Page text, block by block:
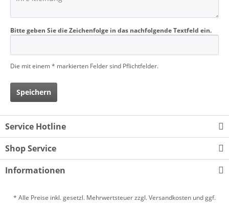
Bitte geben Sie die Zeichenfolge in das nachfolgende Textfeld ein.
Die mit einem * markierten Felder sind Pflichtfelder.
Speichern
Service Hotline
Shop Service
Informationen
* Alle Preise inkl. gesetzl. Mehrwertsteuer zzgl.Versandkosten und ggf.